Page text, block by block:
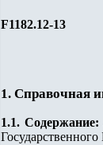
F1182.12-13
1. Справочная
1.1. Содержание:
Государственного